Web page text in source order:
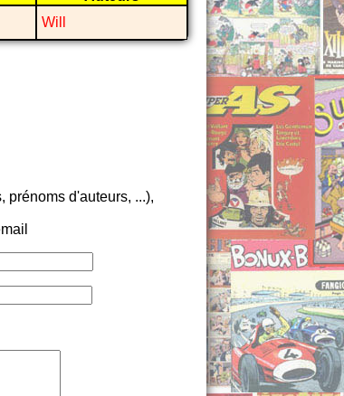
Will
prénoms d'auteurs, ...),